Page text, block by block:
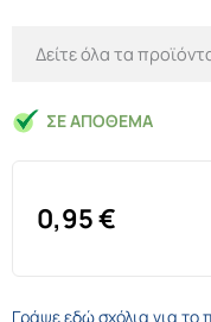
Δείτε όλα τα
ΣΕ ΑΠΌΘΕΜΑ
0,95€
Γράψε εδώ σχόλια για το